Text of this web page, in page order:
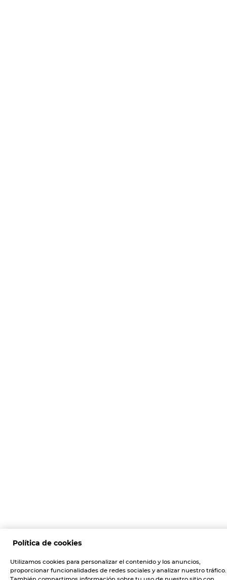
Política de cookies
Utilizamos cookies para personalizar el contenido y los anuncios,
proporcionar funcionalidades de redes sociales y analizar nuestro tráfico.